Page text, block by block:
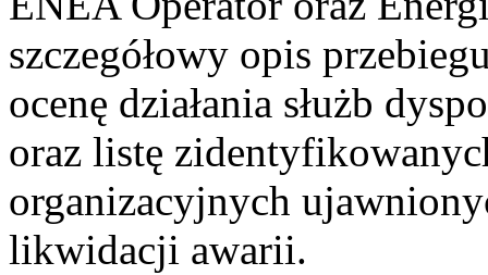
szczegółowy opis
ocenę działania służb
oraz listę
organizacyjnych
likwidacji awarii.